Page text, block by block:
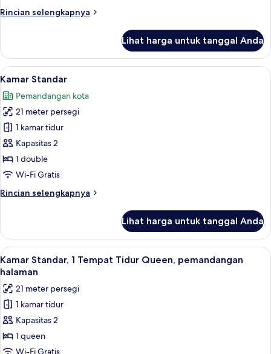
Twin
Rincian selengkapnya
Rincian
Kamar
Standar,
2
Tidur
Twin
Lihat harga untuk tanggal Anda
Lihat
semua
foto
untuk
Kamar
Standar
Seprai antialergi, meja kerja, dan
9
Kamar Standar
Pemandangan kota
21 meter persegi
1 kamar tidur
Kapasitas 2
1 double
Wi-Fi Gratis
Rincian selengkapnya
Rincian
Kamar
Standar
Lihat harga untuk tanggal Anda
Lihat
semua
foto
untuk
Kamar
Standar,
1
Tempat
Seprai antialergi, meja kerja, dan
8
Kamar Standar, 1 Tempat Tidur Queen, pemandangan
halaman
21 meter persegi
1 kamar tidur
Kapasitas 2
1 queen
Wi-Fi Gratis